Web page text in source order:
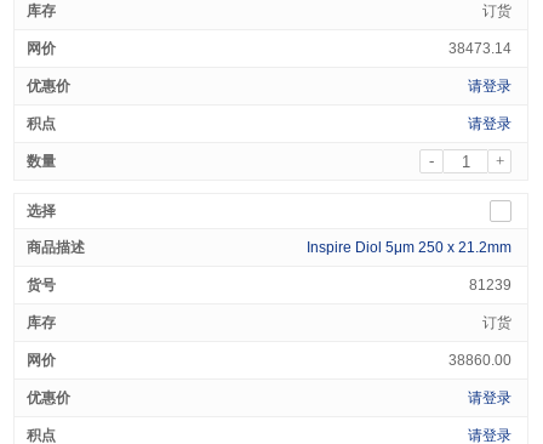
订货
38473.14
请登录
请登录
- +
Inspire Diol 5μm 250 x 21.2mm
81239
订货
38860.00
请登录
请登录